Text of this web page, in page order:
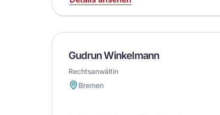
Gudrun Winkelmann
Rechtsanwältin
Bremen